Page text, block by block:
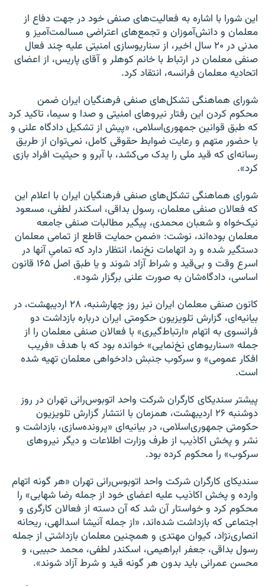
این شورا با اشاره به فعالیت‌های صنفی‌ خود در جهت دفاع از
معلمان و دانش‌آموزان و تجمع‌های اعتراضی مسالمت‌آمیز و
مدنی در ۲۰ سال اخیر، از سناریوسازی امنیتی علیه چند فعال
صنفی معلمان در ارتباط با خانم کوهلر و آقای پاریس، از اعضای
اتحادیه معلمان فرانسه، انتقاد کرد.
شورای هماهنگی تشکل‌های صنفی فرهنگیان ایران ضمن
محکوم کردن این رفتار نیروهای امنیتی و صدا و سیما، تاکید کرد
که طبق قوانین جمهوری‌اسلامی، «پیش از تشکیل دادگاه علنی و
با حضور متهم و رعایت ضوابط حقوقی کامل، نمی‌توان از طریق
رسانه‌ای که قید ملی را یدک می‌کشد، با آبرو و حیثیت افراد بازی
کرد».
شورای هماهنگی تشکل‌های صنفی فرهنگیان ایران با اعلام این
که فعالان صنفی معلمان، رسول بداقی، اسکندر لطفی، مسعود
نیک‌خواه و شعبان محمدی، پیگیر مطالبات صنفی جامعه
معلمان بوده‌اند، نوشت: «ضمن حمایت قاطع از تمامی معلمان
دستگیر شده و رد اتهامات نخ‌نما، انتظار دارد که تمامیِ آنها در
اسرع وقت و بی‌قید و شراط آزاد شوند و یا طبق اصل ۱۶۵ قانون
اساسی، دادگاه‌شان به صورت علنی برگزار شود».
کانون صنفی معلمان ایران نیز روز چهارشنبه، ۲۸ اردیبهشت، در
بیانیه‌ای، گزارش تلویزیون حکومتی ایران درباره بازداشت دو
فرانسوی به اتهام «ارتباط‌گیری» با فعالان صنفی معلمان را از
جمله «سناریوهای نخ‌نمایی» خوانده بود که با هدف «فریب
افکار عمومی» و سرکوب جنبش دادخواهی معلمان تهیه شده
است.
پیشتر سندیکای کارگران شرکت واحد اتوبوس‌رانی تهران در روز
دوشنبه ۲۶ اردیبهشت، همزمان با انتشار گزارش تلویزیون
حکومتی جمهوری‌اسلامی، در بیانیه‌ای «‌پرونده‌سازی، بازداشت و
نشر و پخش اکاذیب از طرف وزارت اطلاعات و دیگر نیروهای
سرکوب» را محکوم کرده بود.
سندیکای کارگران شرکت واحد اتوبوس‌رانی تهران «هر گونه اتهام
وارده و پخش اکاذیب علیه اعضای خود از جمله رضا شهابی» را
محکوم کرد و خواستار آن شد که آن دسته از فعالان کارگری و
اجتماعی که بازداشت شده‌اند، «از جمله آنیشا اسدالهی، ریحانه
انصاری‌نژاد، کیوان مهتدی و همچنین معلمان بازداشتی از جمله
رسول بداقی، جعفر ابراهیمی، اسکندر لطفی، محمد حبیبی، و
محسن عمرانی باید بدون هر گونه قید و شرط آزاد شوند».